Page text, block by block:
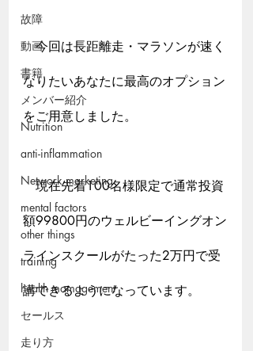
故障
動画
書籍
メンバー紹介
Nutrition
anti-inflammation
Network marketing
mental factors
other things
training
health mamagement
セールス
走り方
今回は長距離走・マラソンが速く
なりたいあなたに最高のオプション
をご用意しました。
現在先着100名様限定で通常投資
額99800円のウェルビーイングオン
ラインスクールがたった2万円で受
講できるようになっています。